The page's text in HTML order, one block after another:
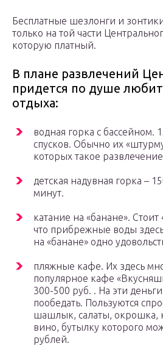
Бесплатные шезлонги и
только на той части
которую платный.
В плане развлечений
придется по душе
отдыха:
водная горка с бассейном.
спусков. Обычно их
которых такое
детская надувная горка –
минут.
катание на «банане».
что прибрежные воды
на «банане» одно
пляжные кафе. Их здесь
популярное кафе
300-500 руб. . На эти
пообедать. Пользуются
шашлык, салаты, окрошка,
вино, бутылку которого
рублей.